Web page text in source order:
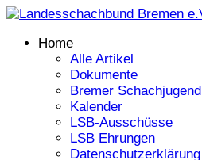
Home
Alle Artikel
Dokumente
Bremer Schachjugend
Kalender
LSB-Ausschüsse
LSB Ehrungen
Datenschutzerklärung